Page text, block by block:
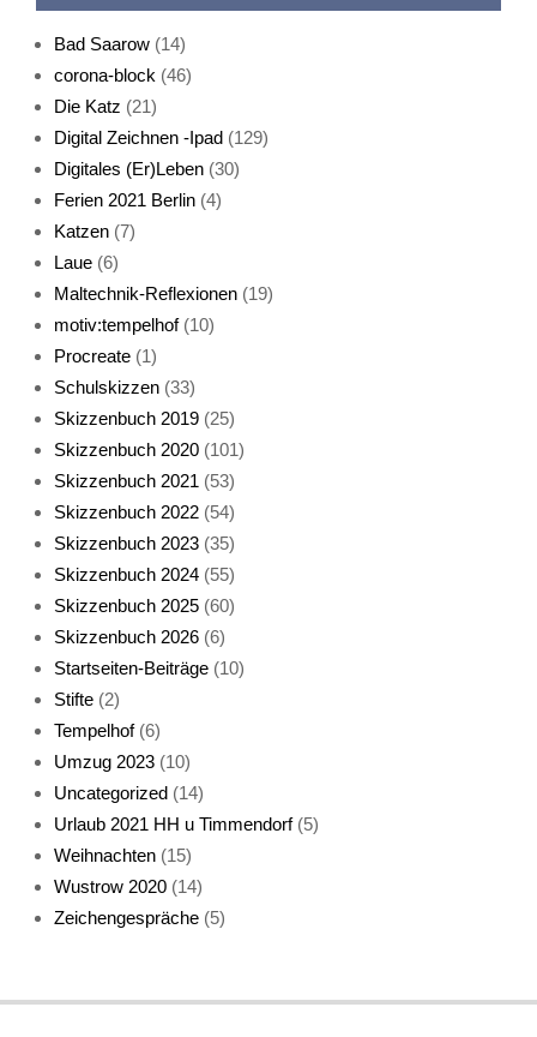
Live-Cat
Katze sturmerprobt
Bad Saarow (14)
corona-block (46)
Die Katz (21)
Digital Zeichnen -Ipad (129)
Digitales (Er)Leben (30)
Ferien 2021 Berlin (4)
Katzen (7)
Laue (6)
Maltechnik-Reflexionen (19)
motiv:tempelhof(10)
Procreate (1)
Schulskizzen (33)
Skizzenbuch 2019 (25)
Skizzenbuch 2020 (101)
Skizzenbuch 2021 (53)
Skizzenbuch 2022 (54)
Skizzenbuch 2023 (35)
Skizzenbuch 2024 (55)
Skizzenbuch 2025 (60)
Skizzenbuch 2026 (6)
Startseiten-Beiträge (10)
Stifte (2)
Tempelhof(6)
Umzug 2023 (10)
Uncategorized (14)
Urlaub 2021 HH u Timmendorf(5)
Weihnachten (15)
Wustrow 2020 (14)
Zeichengespräche (5)